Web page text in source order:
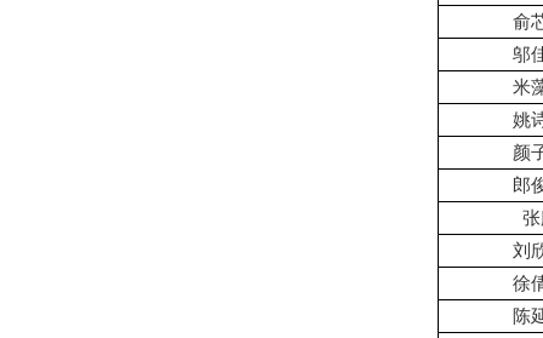
俞
邬
米
姚
颜
郎
刘
徐
陈